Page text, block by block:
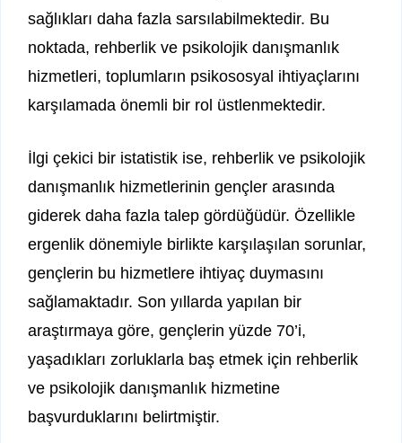
sağlıkları daha fazla sarsılabilmektedir. Bu
noktada, rehberlik ve psikolojik danışmanlık
hizmetleri, toplumların psikososyal ihtiyaçlarını
karşılamada önemli bir rol üstlenmektedir.
İlgi çekici bir istatistik ise, rehberlik ve psikolojik
danışmanlık hizmetlerinin gençler arasında
giderek daha fazla talep gördüğüdür. Özellikle
ergenlik dönemiyle birlikte karşılaşılan sorunlar,
gençlerin bu hizmetlere ihtiyaç duymasını
sağlamaktadır. Son yıllarda yapılan bir
araştırmaya göre, gençlerin yüzde 70’i,
yaşadıkları zorluklarla baş etmek için rehberlik
ve psikolojik danışmanlık hizmetine
başvurduklarını belirtmiştir.